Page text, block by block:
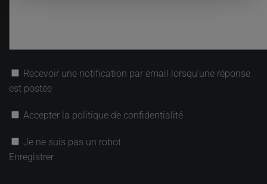
Recevoir une notification par email lorsqu’une réponse
est postée
Accepter la politique de confidentialité
Je ne suis pas un robot
Enregistrer